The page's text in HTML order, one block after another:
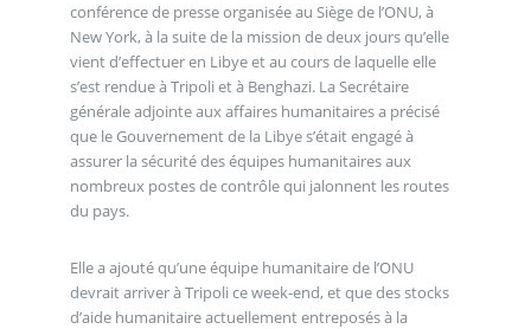
conférence de presse organisée au Siège de l’ONU, à
New York, à la suite de la mission de deux jours qu’elle
vient d’effectuer en Libye et au cours de laquelle elle
s’est rendue à Tripoli et à Benghazi. La Secrétaire
générale adjointe aux affaires humanitaires a précisé
que le Gouvernement de la Libye s’était engagé à
assurer la sécurité des équipes humanitaires aux
nombreux postes de contrôle qui jalonnent les routes
du pays.
Elle a ajouté qu’une équipe humanitaire de l’ONU
devrait arriver à Tripoli ce week-end, et que des stocks
d’aide humanitaire actuellement entreposés à la